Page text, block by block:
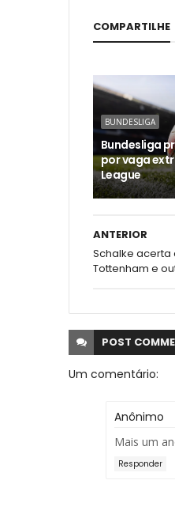
COMPARTILHE
BUNDESLIGA
Bundesliga
por vaga
League
ANTERIOR
Schalke acerta
Tottenham e
POST
Um comentário:
Anônimo
Mais um
Responder